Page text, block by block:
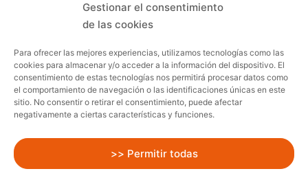
Gestionar el consentimiento
de las cookies
Para ofrecer las mejores experiencias, utilizamos tecnologías como las
cookies para almacenar y/o acceder a la información del dispositivo. El
consentimiento de estas tecnologías nos permitirá procesar datos como
el comportamiento de navegación o las identificaciones únicas en este
sitio. No consentir o retirar el consentimiento, puede afectar
negativamente a ciertas características y funciones.
>> Permitir todas
Proyecto acogido al programa de
incentivos ligados al autoconsumo y
almacenamiento, con fuentes de energía
renovables, así como a la implantación
sector residencial en el marco del Plan
de Recuperación, Transformación y